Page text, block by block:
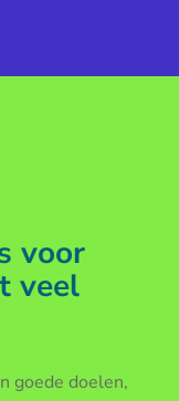
voor
veel
goede doelen,